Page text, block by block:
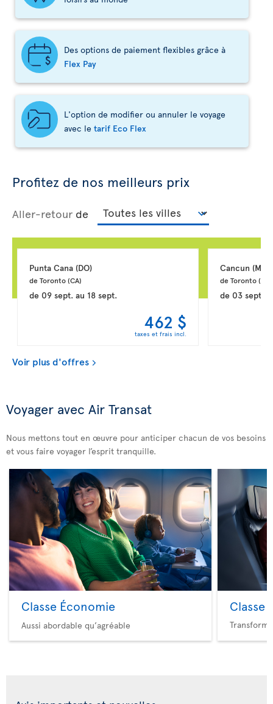
Des options de paiement flexibles grâce à
Flex Pay
L'option de modifier ou annuler le voyage
avec le tarif Eco Flex
Profitez de nos meilleurs prix
Aller-retour de
Punta Cana (DO)
de Toronto (CA)
de 09 sept.au 18 sept.
462 $
taxes et frais incl.
Cancun (MX)
de Toronto (CA)
de 03 sept.
Voir plus d'offres
Voyager avec Air Transat
Nous mettons tout en œuvre pour anticiper chacun de vos besoins
et vous faire voyager l’esprit tranquille.
Classe Économie
Aussi abordable qu’agréable
Classe